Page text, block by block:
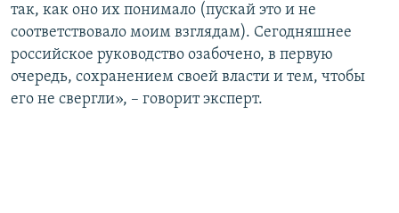
так, как оно их понимало (пускай это и не
соответствовало моим взглядам). Сегодняшнее
российское руководство озабочено, в первую
очередь, сохранением своей власти и тем, чтобы
его не свергли», – говорит эксперт.